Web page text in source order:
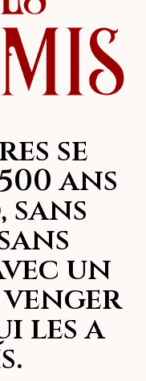
se
ans
un
venger
les a